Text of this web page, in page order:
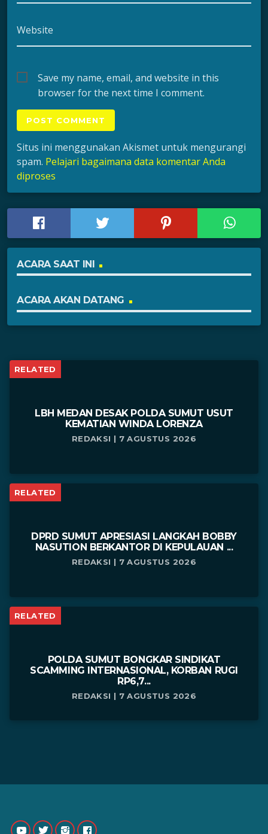
Website
Save my name, email, and website in this
browser for the next time I comment.
Situs ini menggunakan Akismet untuk mengurangi
spam. Pelajari bagaimana data komentar Anda
diproses
ACARA SAAT INI
ACARA AKAN DATANG
RELATED
LBH MEDAN DESAK POLDA SUMUT USUT
KEMATIAN WINDA LORENZA
REDAKSI | 7 AGUSTUS 2026
RELATED
DPRD SUMUT APRESIASI LANGKAH BOBBY
NASUTION BERKANTOR DI KEPULAUAN ...
REDAKSI | 7 AGUSTUS 2026
RELATED
POLDA SUMUT BONGKAR SINDIKAT
SCAMMING INTERNASIONAL, KORBAN RUGI
RP6,7...
REDAKSI | 7 AGUSTUS 2026